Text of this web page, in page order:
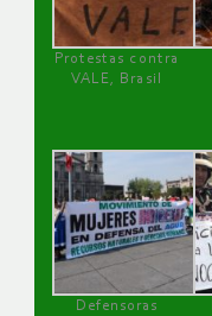
Protestas contra
VALE, Brasil
Defensoras